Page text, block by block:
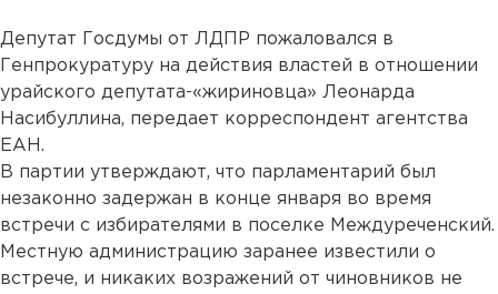
Депутат Госдумы от ЛДПР пожаловался в
Генпрокуратуру на действия властей в отношении
урайского депутата-«жириновца» Леонарда
Насибуллина, передает корреспондент агентства
ЕАН.
В партии утверждают, что парламентарий был
незаконно задержан в конце января во время
встречи с избирателями в поселке Междуреченский.
Местную администрацию заранее известили о
встрече, и никаких возражений от чиновников не